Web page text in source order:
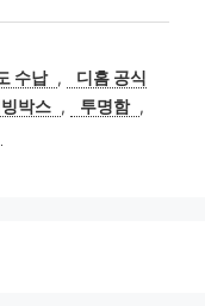
수납 ,
디홈 공식
박스 , 투명함 ,